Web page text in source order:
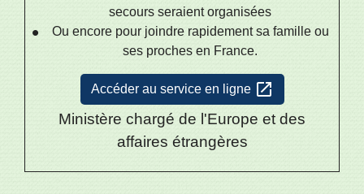
secours seraient organisées
Ou encore pour joindre rapidement sa famille ou
ses proches en France.
Accéder au service en ligne open_in_new
Ministère chargé de l'Europe et des
affaires étrangères